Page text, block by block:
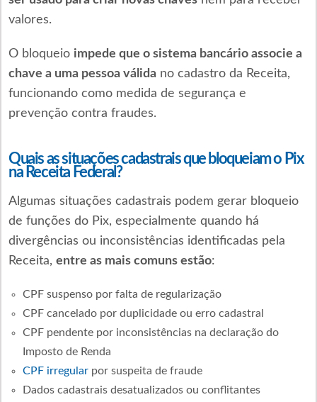
valores.
O bloqueio impede que o sistema bancário associe a
chave a uma pessoa válidano cadastro da Receita,
funcionando como medida de segurança e
prevenção contra fraudes.
Quais as situações cadastrais que bloqueiam o Pix
na Receita Federal?
Algumas situações cadastrais podem gerar bloqueio
de funções do Pix, especialmente quando há
divergências ou inconsistências identificadas pela
Receita, entre as mais comuns estão:
CPF suspenso por falta de regularização
CPF cancelado por duplicidade ou erro cadastral
CPF pendente por inconsistências na declaração do
Imposto de Renda
CPF irregularpor suspeita de fraude
Dados cadastrais desatualizados ou conflitantes